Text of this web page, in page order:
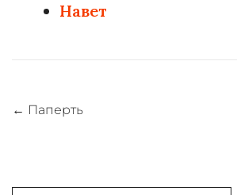
Навет
Навигация
← Паперть